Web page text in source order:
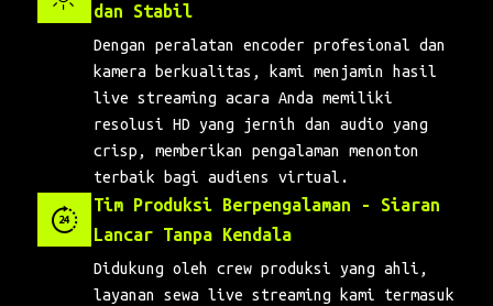
dan Stabil
Dengan peralatan encoder profesional dan
kamera berkualitas, kami menjamin hasil
live streaming acara Anda memiliki
resolusi HD yang jernih dan audio yang
crisp, memberikan pengalaman menonton
terbaik bagi audiens virtual.
Tim Produksi Berpengalaman - Siaran
Lancar Tanpa Kendala
Didukung oleh crew produksi yang ahli,
layanan sewa live streaming kami termasuk